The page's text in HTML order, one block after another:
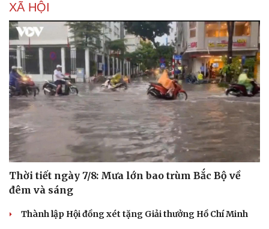
Du lịch
Tư vấn
Săn Tour
Podcast
Câu chuyện thời sự
Kể chuyện cho bé
XÃ HỘI
Thời tiết ngày 7/8: Mưa lớn bao trùm Bắc Bộ về
đêm và sáng
Thành lập Hội đồng xét tặng Giải thưởng Hồ Chí Minh